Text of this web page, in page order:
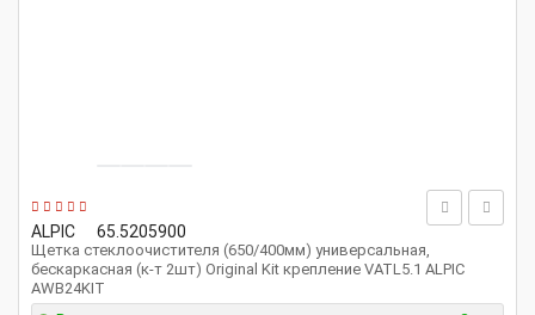
ALPIC 65.5205900
Щетка стеклоочистителя (650/400мм) универсальная,
бескаркасная (к-т 2шт) Original Kit крепление VATL5.1 ALPIC
AWB24KIT